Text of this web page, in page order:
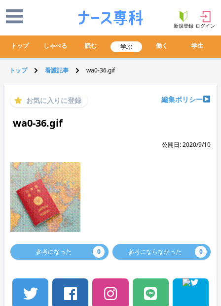
新規登録 ログイン
トップ しゃべる 読む 学ぶ 働く 学生
トップ 看護記事 wa0-36.gif
お気に入りに登録 編集ポリシー
wa0-36.gif
公開日: 2020/9/10
参考になった 0 参考にならなかった 0